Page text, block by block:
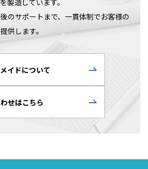
製造しています。
のサポートまで、一貫体制でお客様の
供します。
イドについて
せはこちら